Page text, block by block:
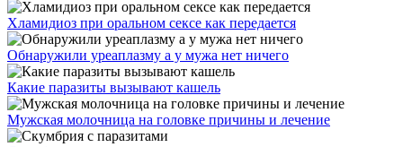
Хламидиоз при оральном сексе как передается
Обнаружили уреаплазму а у мужа нет ничего
Какие паразиты вызывают кашель
Мужская молочница на головке причины и лечение